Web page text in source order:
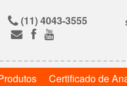
(11) 4043-3555
Certificado de